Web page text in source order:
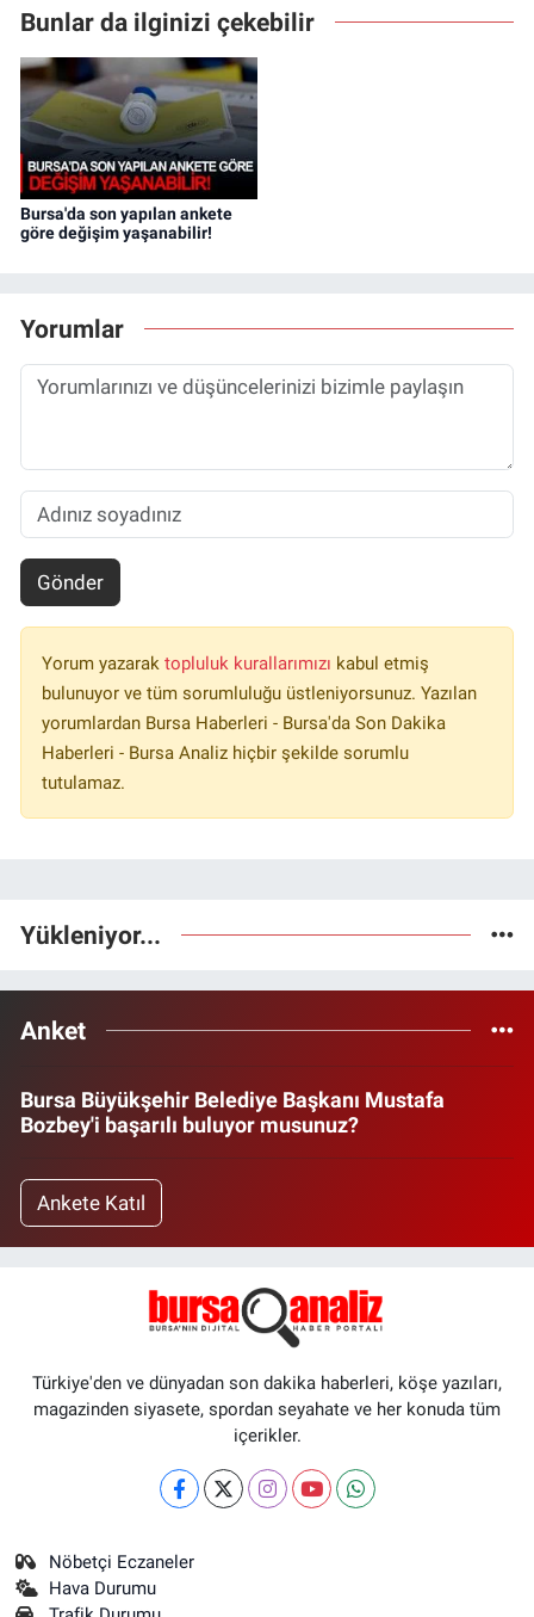
Bunlar da ilginizi çekebilir
Bursa'da son yapılan ankete
göre değişim yaşanabilir!
Yorumlar
Gönder
Yorum yazarak topluluk kurallarımızı kabul etmiş
bulunuyor ve tüm sorumluluğu üstleniyorsunuz. Yazılan
yorumlardan Bursa Haberleri - Bursa'da Son Dakika
Haberleri - Bursa Analiz hiçbir şekilde sorumlu
tutulamaz.
Yükleniyor...
Anket
Bursa Büyükşehir Belediye Başkanı Mustafa
Bozbey'i başarılı buluyor musunuz?
Ankete Katıl
Türkiye'den ve dünyadan son dakika haberleri, köşe yazıları,
magazinden siyasete, spordan seyahate ve her konuda tüm
içerikler.
Nöbetçi Eczaneler
Hava Durumu